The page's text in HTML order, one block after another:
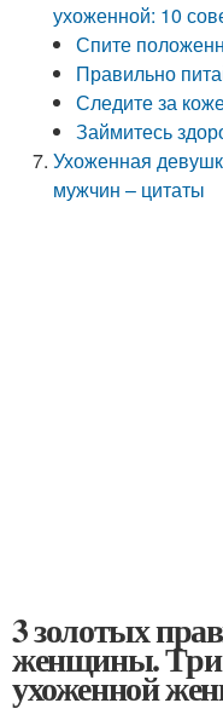
ухоженной: 10
Спите
Правильно
Следите за
Займитесь
Ухоженная
мужчин – цитаты
3 золотых
женщины. Три
ухоженной